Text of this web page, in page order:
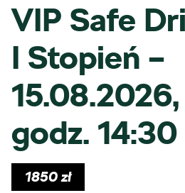
VIP Safe
I Stopień –
15.08.2026,
godz. 14:30
1850zł